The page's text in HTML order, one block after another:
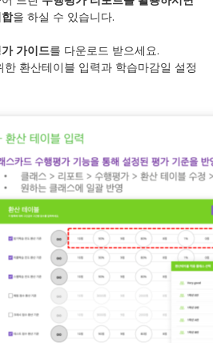
을 하실 수 있습니다.
가이드를 다운로드 받으세요.
환산테이블 입력과 학습마감일 설정